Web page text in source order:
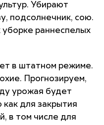
Убирают
подсолнечник, сою.
уборке раннеспелых
в штатном режиме.
Прогнозируем,
урожая будет
для закрытия
в том числе для